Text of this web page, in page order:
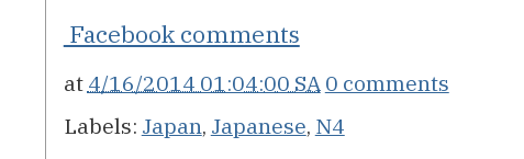
Facebook comments
at 4/16/2014 01:04:00 SA 0 comments
Labels: Japan, Japanese, N4